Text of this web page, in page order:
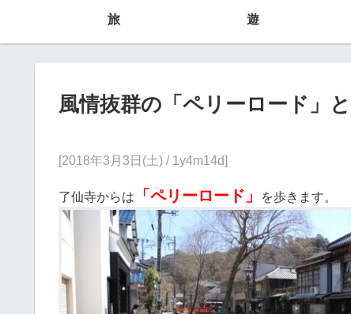
旅 遊
風情抜群の「ペリーロード」と
[2018年3月3日(土) / 1y4m14d]
了仙寺からは 「ペリーロード」 を歩きます。